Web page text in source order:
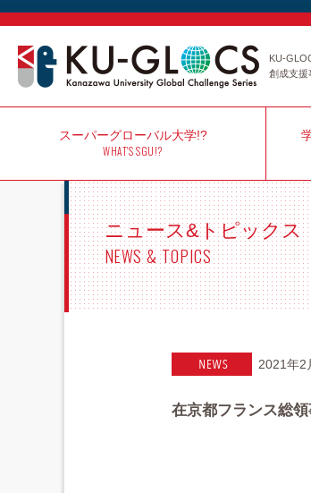
KU-
創成支援
スーパーグローバル大学!?
WHAT'S SGU!?
ニュース&トピックス
NEWS & TOPICS
2021年2
在京都フランス総